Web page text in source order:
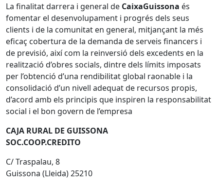
La finalitat darrera i general de CaixaGuissona és
fomentar el desenvolupament i progrés dels seus
clients i de la comunitat en general, mitjançant la més
eficaç cobertura de la demanda de serveis financers i
de previsió, així com la reinversió dels excedents en la
realització d’obres socials, dintre dels límits imposats
per l’obtenció d’una rendibilitat global raonable i la
consolidació d’un nivell adequat de recursos propis,
d’acord amb els principis que inspiren la responsabilitat
social i el bon govern de l’empresa
CAJA RURAL DE GUISSONA
SOC.COOP.CREDITO
C/ Traspalau, 8
Guissona (Lleida) 25210